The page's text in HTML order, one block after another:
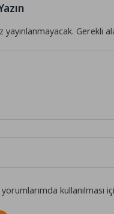
Gerekli
kullanılması